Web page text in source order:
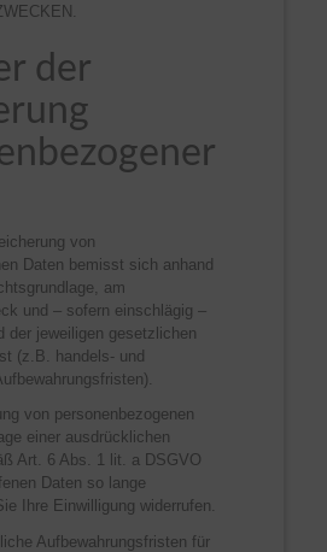
der
von
Daten bemisst sich anhand
am
und – sofern einschlägig –
der jeweiligen gesetzlichen
(z.B. handels- und
von personenbezogenen
einer ausdrücklichen
Art. 6 Abs. 1 lit. a DSGVO
Daten so lange
Ihre Einwilligung widerrufen.
Aufbewahrungsfristen für